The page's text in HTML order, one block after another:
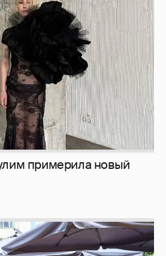
примерила новый